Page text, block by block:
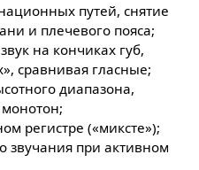
путей, снятие
и плечевого пояса;
на кончиках губ,
сравнивая гласные;
диапазона,
регистре («миксте»);
звучания при активном